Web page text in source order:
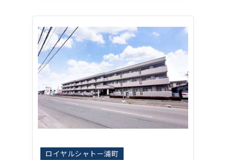
ロイヤルシャトー浦町